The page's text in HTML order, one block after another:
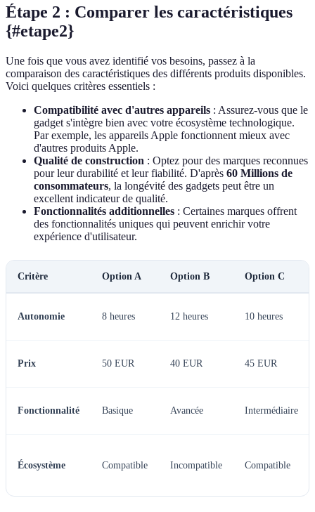
Étape 2 : Comparer les caractéristiques
{#etape2}
Une fois que vous avez identifié vos besoins, passez à la
comparaison des caractéristiques des différents produits disponibles.
Voici quelques critères essentiels :
Compatibilité avec d'autres appareils : Assurez-vous que le
gadget s'intègre bien avec votre écosystème technologique.
Par exemple, les appareils Apple fonctionnent mieux avec
d'autres produits Apple.
Qualité de construction : Optez pour des marques reconnues
pour leur durabilité et leur fiabilité. D'après 60 Millions de
consommateurs, la longévité des gadgets peut être un
excellent indicateur de qualité.
Fonctionnalités additionnelles : Certaines marques offrent
des fonctionnalités uniques qui peuvent enrichir votre
expérience d'utilisateur.
Critère Option A Option B Option C
Autonomie 8 heures 12 heures 10 heures
Prix 50 EUR 40 EUR 45 EUR
Fonctionnalité Basique Avancée Intermédiaire
Écosystème Compatible Incompatible Compatible